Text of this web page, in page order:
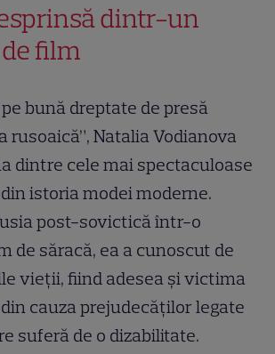
dintr-un
film
bună dreptate de presă
rusoaică”, Natalia Vodianova
dintre cele mai spectaculoase
istoria modei moderne.
post-sovictică într-o
de săracă, ea a cunoscut de
vieții, fiind adesea și victima
cauza prejudecăților legate
suferă de o dizabilitate.